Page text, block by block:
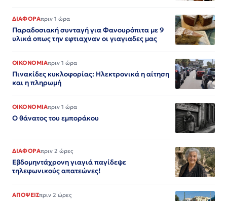
ΔΙΑΦΟΡΑπριν 1 ώρα
Παραδοσιακή συνταγή για Φανουρόπιτα με 9
υλικά οπως την εφτιαχναν οι γιαγιαδες μας
ΟΙΚΟΝΟΜΙΑπριν 1 ώρα
Πινακίδες κυκλοφορίας: Ηλεκτρονικά η αίτηση
και η πληρωμή
ΟΙΚΟΝΟΜΙΑπριν 1 ώρα
Ο θάνατος του εμποράκου
ΔΙΑΦΟΡΑπριν 2 ώρες
Εβδομηντάχρονη γιαγιά παγίδεψε
τηλεφωνικούς απατεώνες!
ΑΠΟΨΕΙΣπριν 2 ώρες